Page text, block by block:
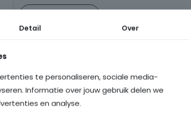
Detail Over
te personaliseren, sociale media-
Informatie over jouw gebruik delen we
en analyse.